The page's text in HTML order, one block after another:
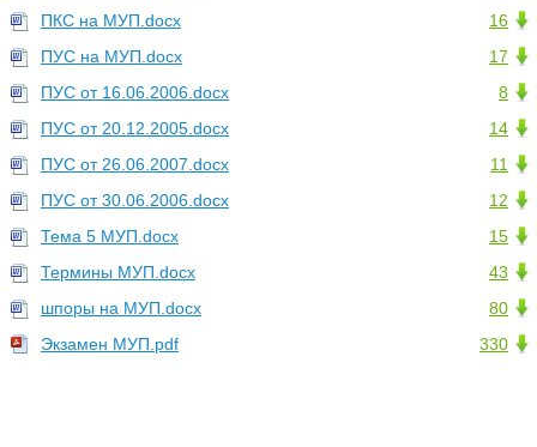
16
ПКС на МУП.docx
17
ПУС на МУП.docx
8
ПУС от 16.06.2006.docx
14
ПУС от 20.12.2005.docx
11
ПУС от 26.06.2007.docx
12
ПУС от 30.06.2006.docx
15
Тема 5 МУП.docx
43
Термины МУП.docx
80
шпоры на МУП.docx
330
Экзамен МУП.pdf